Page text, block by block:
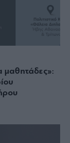
μαθητάδες»: